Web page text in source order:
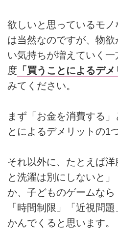
欲しいと思っているモ
は当然なのですが、物
い気持ちが増えていく
度 「買うことによるデメ
みてください。
まず「お金を消費する
とによるデメリットの1
それ以外に、たとえば
と洗濯は別にしないと
か、子どものゲームなら
「時間制限」「近視問
かんでくると思います。